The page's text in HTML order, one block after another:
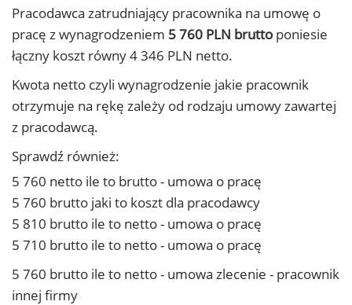
Pracodawca zatrudniający pracownika na umowę o
pracę z wynagrodzeniem 5 760 PLN brutto poniesie
łączny koszt równy 4 346 PLN netto.
Kwota netto czyli wynagrodzenie jakie pracownik
otrzymuje na rękę zależy od rodzaju umowy zawartej
z pracodawcą.
Sprawdź również:
5 760 netto ile to brutto - umowa o pracę
5 760 brutto jaki to koszt dla pracodawcy
5 810 brutto ile to netto - umowa o pracę
5 710 brutto ile to netto - umowa o pracę
5 760 brutto ile to netto - umowa zlecenie - pracownik
innej firmy